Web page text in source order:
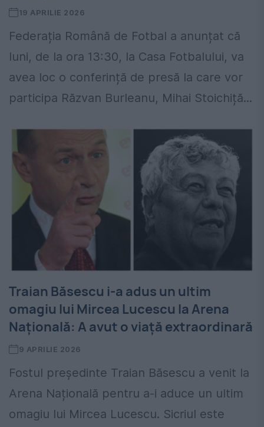
19 APRILIE 2026
Federația Română de Fotbal a anunțat că
luni, de la ora 13:30, la Casa Fotbalului, va
avea loc o conferință de presă la care vor
participa Răzvan Burleanu, Mihai Stoichiță...
Traian Băsescu i-a adus un ultim
omagiu lui Mircea Lucescu la Arena
Națională: A avut o viață extraordinară
9 APRILIE 2026
Fostul președinte Traian Băsescu a venit la
Arena Națională pentru a-i aduce un ultim
omagiu lui Mircea Lucescu. Sicriul este